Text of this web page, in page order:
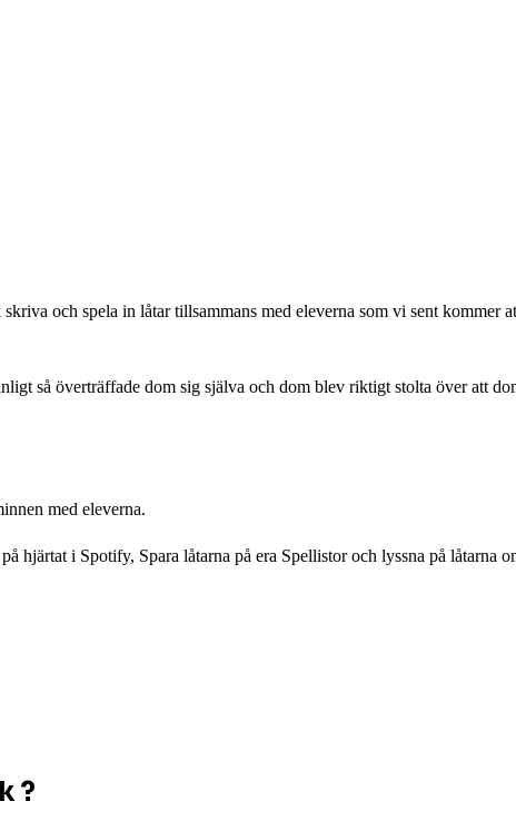
och spela in låtar tillsammans med eleverna som vi sent kommer
så överträffade dom sig själva och dom blev riktigt stolta över att
med eleverna.
hjärtat i Spotify, Spara låtarna på era Spellistor och lyssna på låtarna
?